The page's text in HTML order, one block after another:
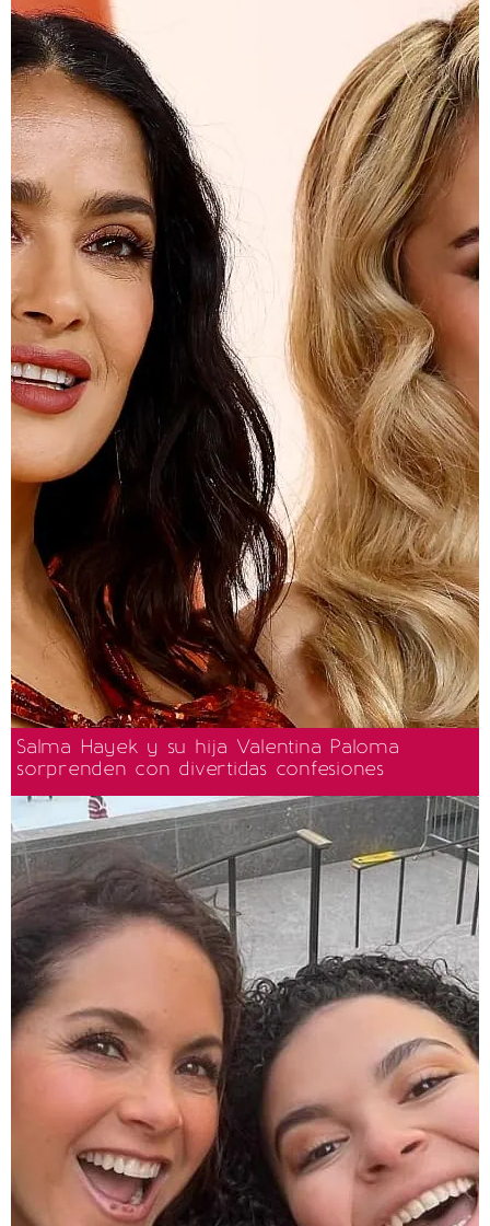
Salma Hayek y su hija Valentina Paloma
sorprenden con divertidas confesiones